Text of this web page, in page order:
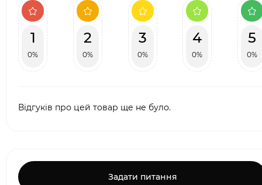
1
0%
2
0%
3
0%
4
0%
5
0%
Відгуків про цей товар ще не було.
Задати питання